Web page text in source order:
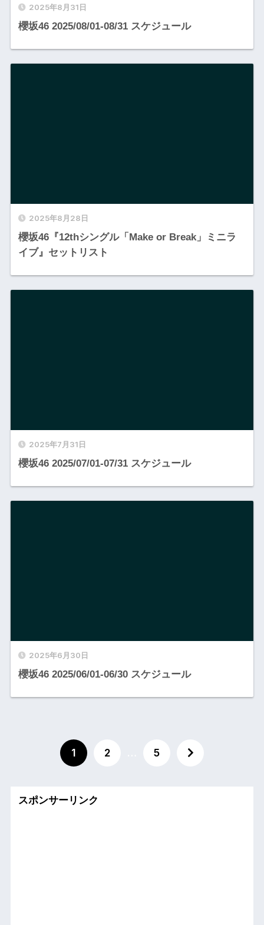
2025年8月31日
櫻坂46 2025/08/01-08/31 スケジュール
2025年8月28日
櫻坂46『12thシングル「Make or Break」ミニラ
イブ』セットリスト
2025年7月31日
櫻坂46 2025/07/01-07/31 スケジュール
2025年6月30日
櫻坂46 2025/06/01-06/30 スケジュール
1 2 5
スポンサーリンク